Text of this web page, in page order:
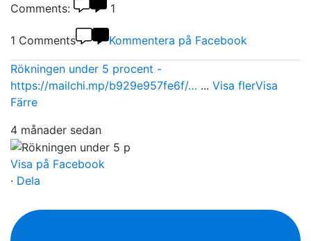
Comments:
1
1 Comments Kommentera på Facebook
Rökningen under 5 procent -
https://mailchi.mp/b929e957fe6f/… ... Visa flerVisa
Färre
4 månader sedan
Visa på Facebook
· Dela